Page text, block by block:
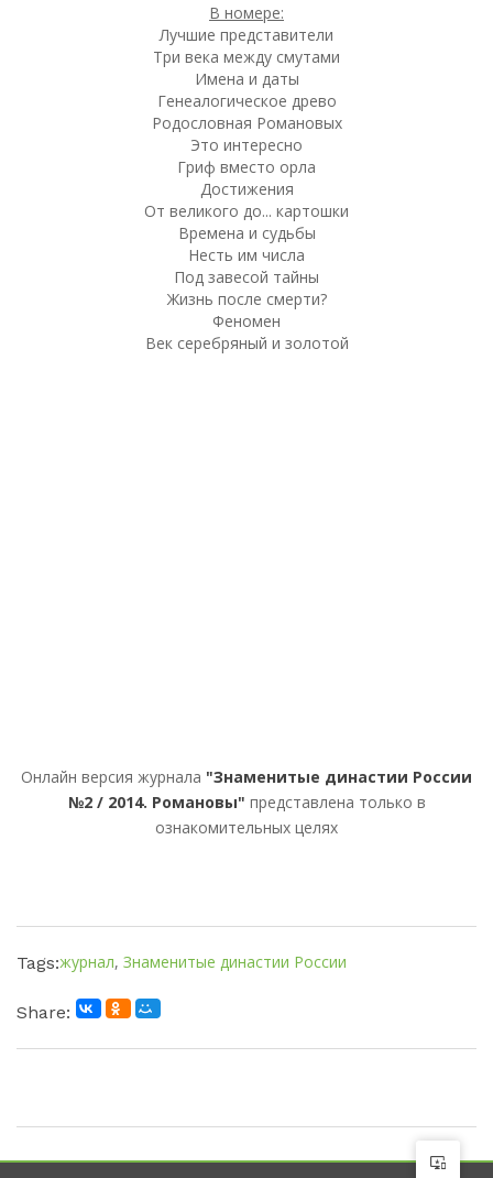
В номере:
Лучшие представители
Три века между смутами
Имена и даты
Генеалогическое древо
Родословная Романовых
Это интересно
Гриф вместо орла
Достижения
От великого до... картошки
Времена и судьбы
Несть им числа
Под завесой тайны
Жизнь после смерти?
Феномен
Век серебряный и золотой
Онлайн версия журнала "Знаменитые династии России
№2 / 2014. Романовы" представлена только в
ознакомительных целях
Tags:журнал, Знаменитые династии России
Share: